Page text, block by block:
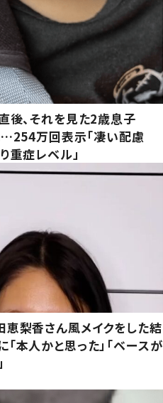
後、それを見た2歳息子
万回表示「凄い配慮
重症レベル」
梨香さん風メイクをした結
本人かと思った」「ベースが